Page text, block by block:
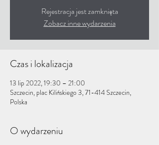
Rejestracja jest zamknięta
Zobacz inne wydarzenia
Czas i lokalizacja
13 lip 2022, 19:30 – 21:00
Szczecin, plac Kilińskiego 3, 71-414 Szczecin,
Polska
O wydarzeniu